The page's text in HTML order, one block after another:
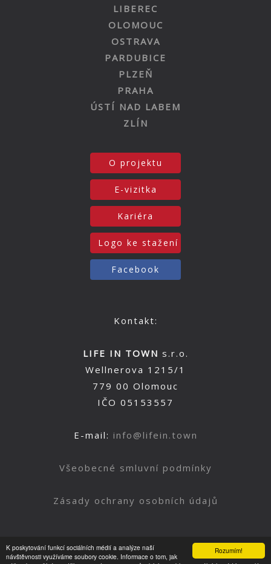
Rozumím!
K poskytování funkcí sociálních médií a analýze naší
návštěvnosti využíváme soubory cookie. Informace o tom, jak
LIBEREC
OLOMOUC
OSTRAVA
PARDUBICE
PLZEŇ
PRAHA
ÚSTÍ NAD LABEM
ZLÍN
O projektu
E-vizitka
Kariéra
Logo ke stažení
Facebook
Kontakt:
LIFE IN TOWN s.r.o.
Wellnerova 1215/1
779 00 Olomouc
IČO 05153557
E-mail: info@lifein.town
Všeobecné smluvní podmínky
Zásady ochrany osobních údajů
Nahoru